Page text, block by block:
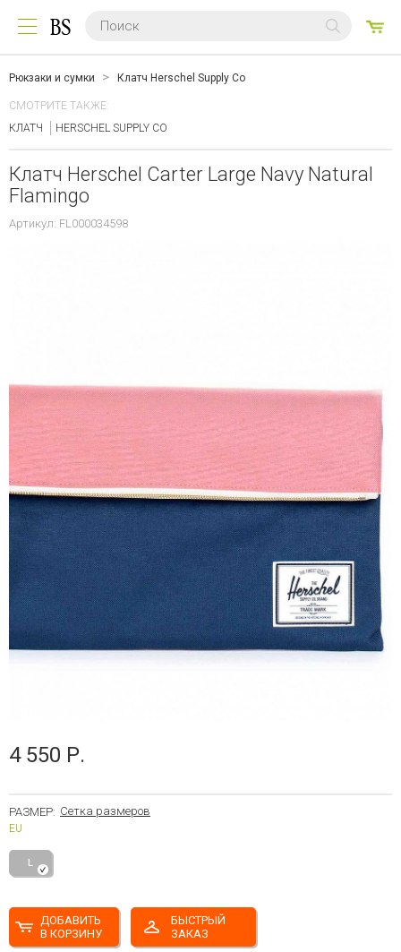
Рюкзаки и сумки Клатч Herschel Supply Co
СМОТРИТЕ ТАКЖЕ:
КЛАТЧ
HERSCHEL SUPPLY CO
Клатч Herschel Carter Large Navy Natural
Flamingo
Артикул: FL000034598
4 550 Р.
РАЗМЕР: Сетка размеров
EU
L
ДОБАВИТЬ
В КОРЗИНУ
БЫСТРЫЙ
ЗАКАЗ